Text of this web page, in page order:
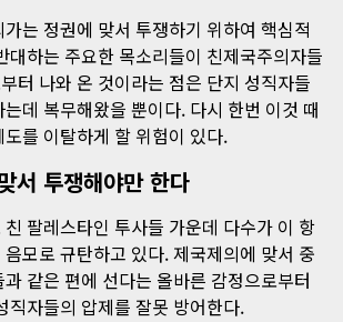
는 정권에 맞서 투쟁하기 위하여 핵심적
대하는 주요한 목소리들이 친제국주의자들
터 나와 온 것이라는 점은 단지 성직자들
데 복무해왔을 뿐이다. 다시 한번 이것 때
를 이탈하게 할 위험이 있다.
서 투쟁해야만 한다
팔레스타인 투사들 가운데 다수가 이 항
모로 규탄하고 있다. 제국제의에 맞서 중
같은 편에 선다는 올바른 감정으로부터
직자들의 압제를 잘못 방어한다.